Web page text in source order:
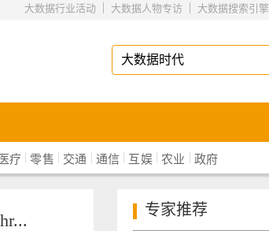
大数据搜索引擎
|
大数据人物专访
|
大数据行业活动
医疗 | 零售 | 交通 | 通信 | 互娱 | 农业 | 政府
专家推荐